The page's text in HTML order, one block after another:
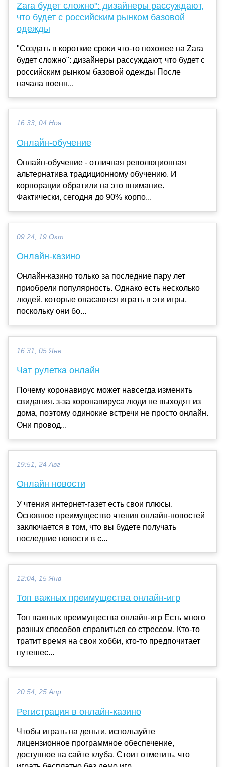
Zara будет сложно": дизайнеры рассуждают,
что будет с российским рынком базовой
одежды
"Создать в короткие сроки что-то похожее на Zara
будет сложно": дизайнеры рассуждают, что будет с
российским рынком базовой одежды После
начала военн...
16:33, 04 Ноя
Онлайн-обучение
Онлайн-обучение - отличная революционная
альтернатива традиционному обучению. И
корпорации обратили на это внимание.
Фактически, сегодня до 90% корпо...
09:24, 19 Окт
Онлайн-казино
Онлайн-казино только за последние пару лет
приобрели популярность. Однако есть несколько
людей, которые опасаются играть в эти игры,
поскольку они бо...
16:31, 05 Янв
Чат рулетка онлайн
Почему коронавирус может навсегда изменить
свидания. з-за коронавируса люди не выходят из
дома, поэтому одинокие встречи не просто онлайн.
Они провод...
19:51, 24 Авг
Онлайн новости
У чтения интернет-газет есть свои плюсы.
Основное преимущество чтения онлайн-новостей
заключается в том, что вы будете получать
последние новости в с...
12:04, 15 Янв
Топ важных преимущества онлайн-игр
Топ важных преимущества онлайн-игр Есть много
разных способов справиться со стрессом. Кто-то
тратит время на свои хобби, кто-то предпочитает
путешес...
20:54, 25 Апр
Регистрация в онлайн-казино
Чтобы играть на деньги, используйте
лицензионное программное обеспечение,
доступное на сайте клуба. Стоит отметить, что